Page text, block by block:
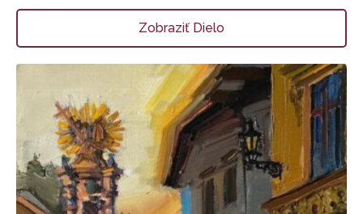
Zobraziť Dielo